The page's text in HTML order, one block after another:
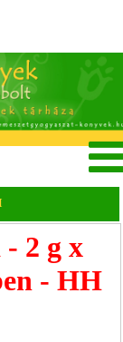
2 g x
- HH